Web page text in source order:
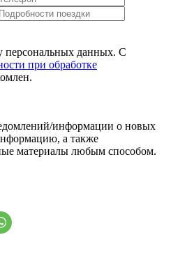
персональных данных. С
при обработке
информации о новых
а также
материалы любым способом.